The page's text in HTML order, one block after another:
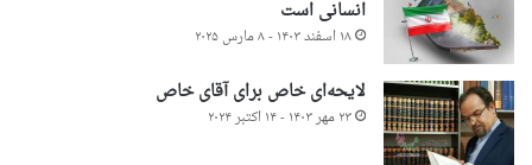
انسانی است
۱۸ اسفند ۱۴۰۳ - ۸ مارس ۲۰۲۵
لایحه‌ای خاص برای آقای خاص
۲۳ مهر ۱۴۰۳ - ۱۴ اکتبر ۲۰۲۴